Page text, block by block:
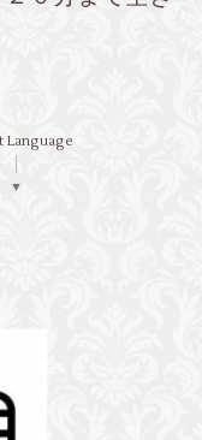
Language
▼